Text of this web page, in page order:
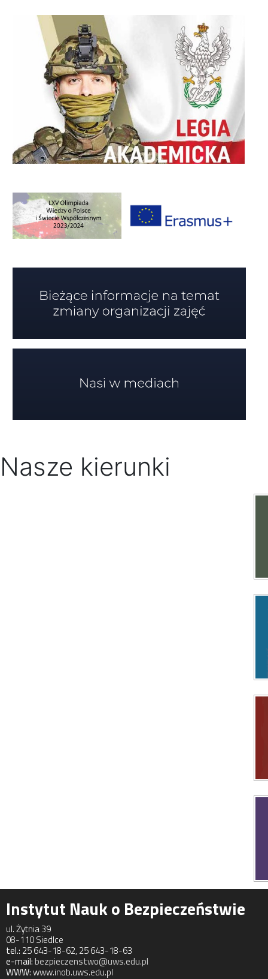
Nasze kierunki
Instytut Nauk o Bezpieczeństwie
ul. Żytnia 39
08-110 Siedlce
tel.: 25 643-18-62, 25 643-18-63
e-mail:bezpieczenstwo@uws.edu.pl
WWW:www.inob.uws.edu.pl